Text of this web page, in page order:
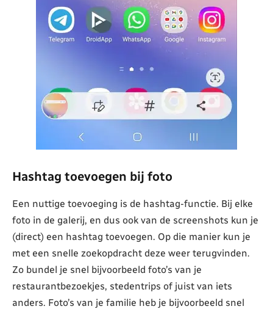
Hashtag toevoegen bij foto
Een nuttige toevoeging is de hashtag-functie. Bij elke
foto in de galerij, en dus ook van de screenshots kun je
(direct) een hashtag toevoegen. Op die manier kun je
met een snelle zoekopdracht deze weer terugvinden.
Zo bundel je snel bijvoorbeeld foto’s van je
restaurantbezoekjes, stedentrips of juist van iets
anders. Foto’s van je familie heb je bijvoorbeeld snel